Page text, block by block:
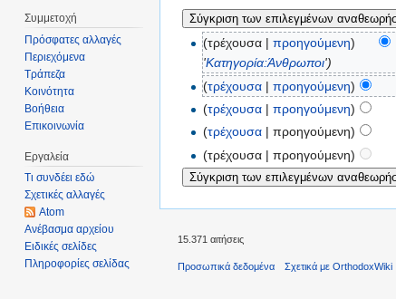
(τρέχουσα |προηγούμενη)
'Κατηγορία:Άνθρωποι')
(τρέχουσα |προηγούμενη)
(τρέχουσα |προηγούμενη)
(τρέχουσα | προηγούμενη)
(τρέχουσα | προηγούμενη)
Συμμετοχή
Πρόσφατες αλλαγές
Περιεχόμενα
Τράπεζα
Κοινότητα
Βοήθεια
Επικοινωνία
Εργαλεία
Τι συνδέει εδώ
Σχετικές αλλαγές
Atom
Ανέβασμα αρχείου
Ειδικές σελίδες
Πληροφορίες σελίδας
15.371 αιτήσεις
Προσωπικά δεδομένα Σχετικά με OrthodoxWiki